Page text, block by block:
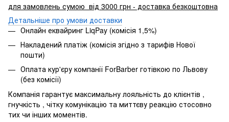
для замовлень сумою від 3000 грн - доставка безкоштовна
Детальніше про умови доставки
Онлайн еквайринг LiqPay (комісія 1,5%)
Накладений платіж (комісія згідно з тарифів Нової
пошти)
Оплата кур'єру компанії ForBarber готівкою по Львову
(без комісії)
Компанія гарантує максимальну лояльність до клієнтів ,
гнучкість , чітку комунікацію та миттєву реакцію стосовно
тих чи інших моментів.